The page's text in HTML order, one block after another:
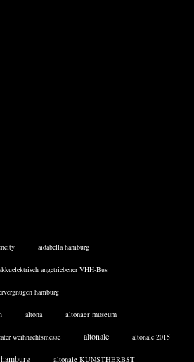
aidabella hamburg
angetriebener VHH-Bus
hamburg
altona altonaer museum
weihnachtsmesse altonale altonale 2015
altonale KUNSTHERBST